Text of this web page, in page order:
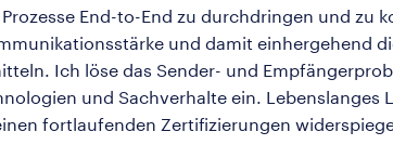
End-to-End zu durchdringen und zu
und damit einhergehend
Ich löse das Sender- und
und Sachverhalte ein.
fortlaufenden Zertifizierungen